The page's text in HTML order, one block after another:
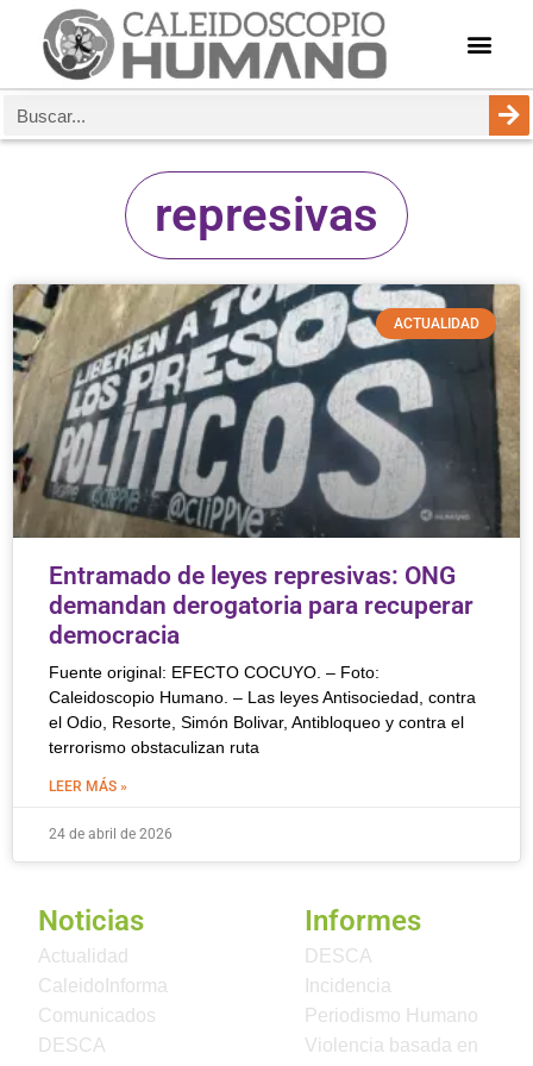
represivas
ACTUALIDAD
Entramado de leyes represivas: ONG
demandan derogatoria para recuperar
democracia
Fuente original: EFECTO COCUYO. – Foto:
Caleidoscopio Humano. – Las leyes Antisociedad, contra
el Odio, Resorte, Simón Bolivar, Antibloqueo y contra el
terrorismo obstaculizan ruta
LEER MÁS »
24 de abril de 2026
Noticias
Actualidad
CaleidoInforma
Comunicados
DESCA
Informes
DESCA
Incidencia
Periodismo Humano
Violencia basada en